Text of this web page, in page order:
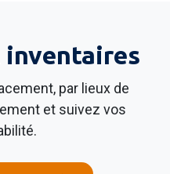
inventaires
par lieux de
et suivez vos